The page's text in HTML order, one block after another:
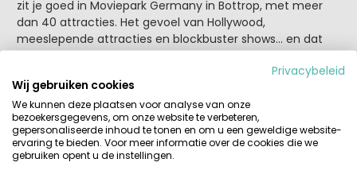
zit je goed in Moviepark Germany in Bottrop, met meer
dan 40 attracties. Het gevoel van Hollywood,
meeslepende attracties en blockbuster shows… en dat
bijna naast de deur.
5 Phantasialand, Duitsland
Phantasialand is een attractiepark in het Duitse Brühl,
vlakbij Keulen. Het park is het op elf na populairste park
van Europa, dat is te zien aan de bezoekerscijfers.
Phantasialand leent zich uitstekend voor een korte
Privacybeleid
Wij gebruiken cookies
We kunnen deze plaatsen voor analyse van onze
bezoekersgegevens, om onze website te verbeteren,
gepersonaliseerde inhoud te tonen en om u een geweldige website-
ervaring te bieden. Voor meer informatie over de cookies die we
gebruiken opent u de instellingen.